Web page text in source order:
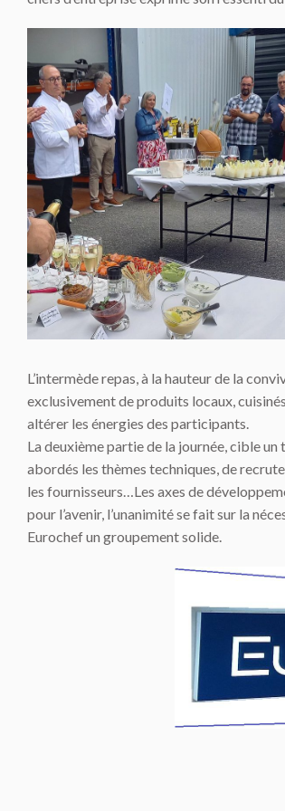
L’intermède repas, à la hauteur de la
exclusivement de produits locaux,
altérer les énergies des participants.
La deuxième partie de la journée, cible
abordés les thèmes techniques, de
les fournisseurs…Les axes de
pour l’avenir, l’unanimité se fait sur la
Eurochef un groupement solide.